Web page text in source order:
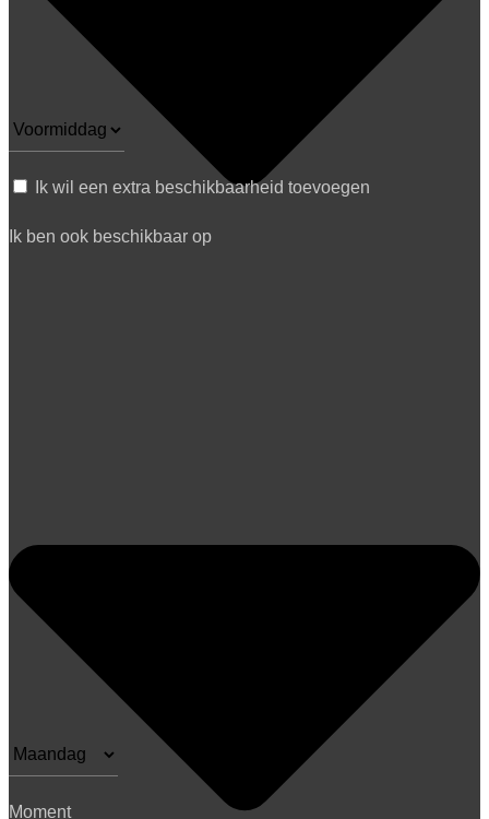
Ik wil een extra beschikbaarheid toevoegen
Ik ben ook beschikbaar op
Moment